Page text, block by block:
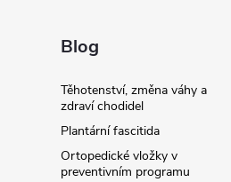
Blog
Těhotenství, změna váhy a
zdraví chodidel
Plantární fascitida
Ortopedické vložky v
preventivním programu